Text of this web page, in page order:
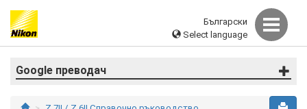
Български
Select language
Google преводач